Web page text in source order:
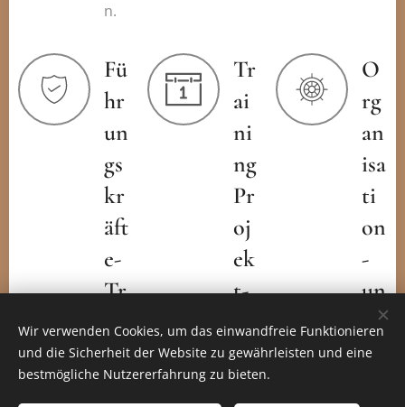
n.
Fü
hr
un
gs
kr
äft
e-
Tr
ai
ni
ng
Tr
ai
ni
ng
Pr
oj
ek
t-
m
an
ag
O
rg
an
isa
ti
on
-
un
d
Te
Wir verwenden Cookies, um das einwandfreie Funktionieren
und die Sicherheit der Website zu gewährleisten und eine
bestmögliche Nutzererfahrung zu bieten.